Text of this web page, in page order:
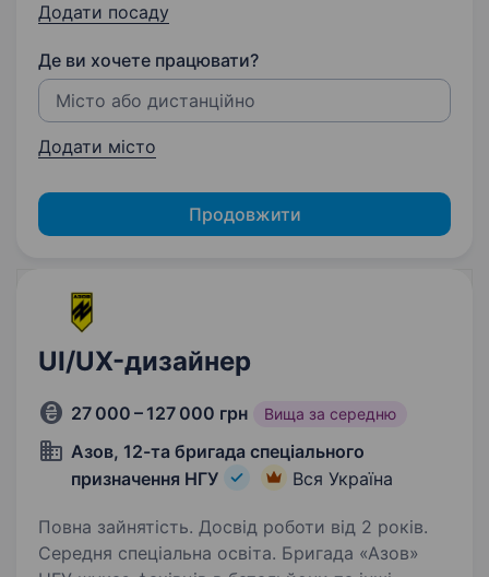
Додати посаду
Де ви хочете працювати?
Додати місто
Продовжити
UI/UX-дизайнер
27 000 – 127 000 грн Вища за середню
Азов, 12-та бригада спеціального
призначення НГУ
Вся Україна
Повна зайнятість. Досвід роботи від 2 років.
Середня спеціальна освіта. Бригада «Азов»